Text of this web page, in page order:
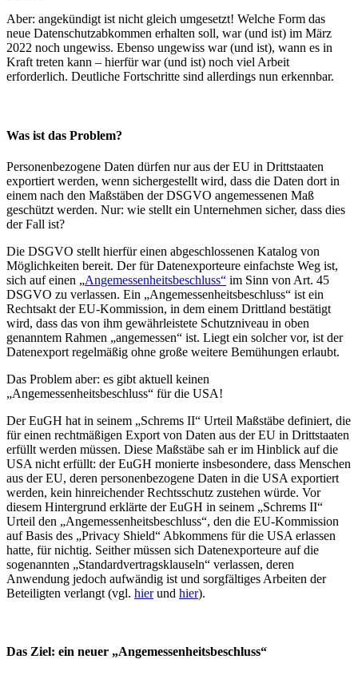
Aber: angekündigt ist nicht gleich umgesetzt! Welche Form das
neue Datenschutzabkommen erhalten soll, war (und ist) im März
2022 noch ungewiss. Ebenso ungewiss war (und ist), wann es in
Kraft treten kann – hierfür war (und ist) noch viel Arbeit
erforderlich. Deutliche Fortschritte sind allerdings nun erkennbar.
Was ist das Problem?
Personenbezogene Daten dürfen nur aus der EU in Drittstaaten
exportiert werden, wenn sichergestellt wird, dass die Daten dort in
einem nach den Maßstäben der DSGVO angemessenen Maß
geschützt werden. Nur: wie stellt ein Unternehmen sicher, dass dies
der Fall ist?
Die DSGVO stellt hierfür einen abgeschlossenen Katalog von
Möglichkeiten bereit. Der für Datenexporteure einfachste Weg ist,
sich auf einen „Angemessenheitsbeschluss“ im Sinn von Art. 45
DSGVO zu verlassen. Ein „Angemessenheitsbeschluss“ ist ein
Rechtsakt der EU-Kommission, in dem einem Drittland bestätigt
wird, dass das von ihm gewährleistete Schutzniveau in oben
genanntem Rahmen „angemessen“ ist. Liegt ein solcher vor, ist der
Datenexport regelmäßig ohne große weitere Bemühungen erlaubt.
Das Problem aber: es gibt aktuell keinen
„Angemessenheitsbeschluss“ für die USA!
Der EuGH hat in seinem „Schrems II“ Urteil Maßstäbe definiert, die
für einen rechtmäßigen Export von Daten aus der EU in Drittstaaten
erfüllt werden müssen. Diese Maßstäbe sah er im Hinblick auf die
USA nicht erfüllt: der EuGH monierte insbesondere, dass Menschen
aus der EU, deren personenbezogene Daten in die USA exportiert
werden, kein hinreichender Rechtsschutz zustehen würde. Vor
diesem Hintergrund erklärte der EuGH in seinem „Schrems II“
Urteil den „Angemessenheitsbeschluss“, den die EU-Kommission
auf Basis des „Privacy Shield“ Abkommens für die USA erlassen
hatte, für nichtig. Seither müssen sich Datenexporteure auf die
sogenannten „Standardvertragsklauseln“ verlassen, deren
Anwendung jedoch aufwändig ist und sorgfältiges Arbeiten der
Beteiligten verlangt (vgl. hierund hier).
Das Ziel: ein neuer „Angemessenheitsbeschluss“